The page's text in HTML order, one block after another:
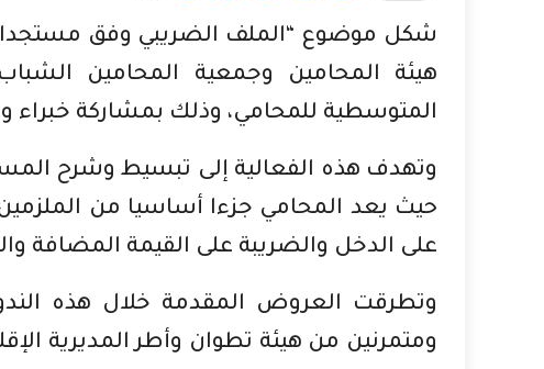
هيئة المحامين وجمعية المحامين
المتوسطية للمحامي، وذلك بمشاركة خبراء
حيث يعد المحامي جزءا أساسيا من
على الدخل والضريبة على القيمة المضافة
وتطرقت العروض المقدمة خلال هذه
ومتمرنين من هيئة تطوان وأطر المديرية